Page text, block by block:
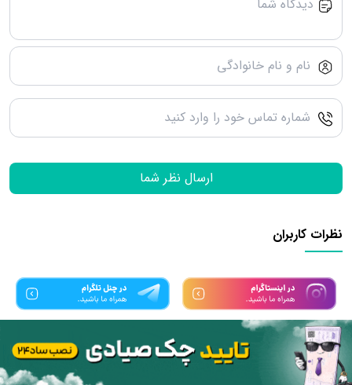
ارسال نظر شما
نظرات کاربران